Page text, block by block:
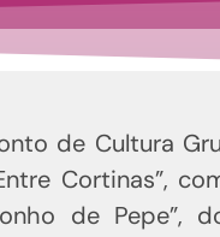
de Cultura
Cortinas”,
de Pepe”,